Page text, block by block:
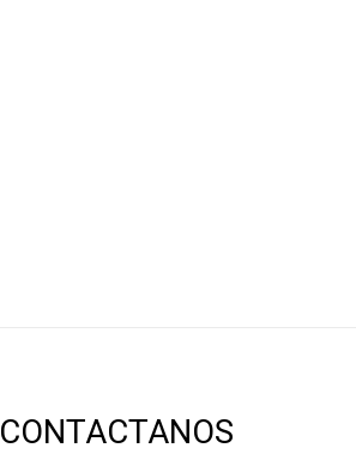
CONTACTANOS